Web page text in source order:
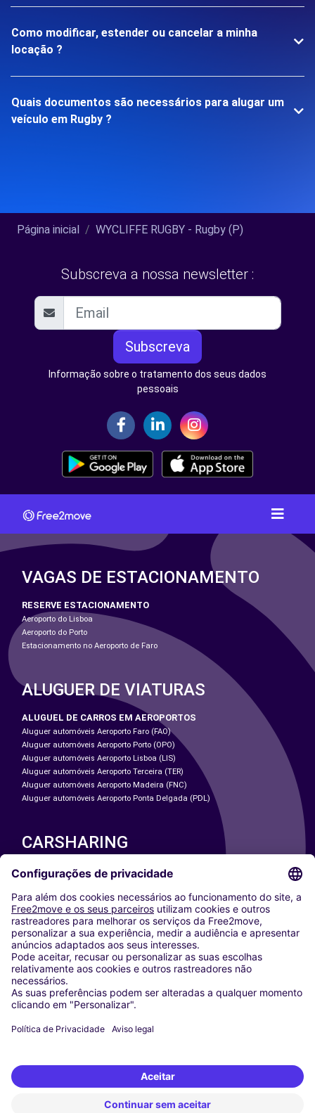
Como modificar, estender ou cancelar a minha
locação ?
Quais documentos são necessários para alugar um
veículo em Rugby ?
Página inicial WYCLIFFE RUGBY - Rugby (P)
Subscreva a nossa newsletter :
Subscreva
Informação sobre o tratamento dos seus dados
pessoais
VAGAS DE ESTACIONAMENTO
RESERVE ESTACIONAMENTO
Aeroporto do Lisboa
Aeroporto do Porto
Estacionamento no Aeroporto de Faro
ALUGUER DE VIATURAS
ALUGUEL DE CARROS EM AEROPORTOS
Aluguer automóveis Aeroporto Faro (FAO)
Aluguer automóveis Aeroporto Porto (OPO)
Aluguer automóveis Aeroporto Lisboa (LIS)
Aluguer automóveis Aeroporto Terceira (TER)
Aluguer automóveis Aeroporto Madeira (FNC)
Aluguer automóveis Aeroporto Ponta Delgada (PDL)
CARSHARING
NOSSAS CIDADES
Washington DC
Milan
Rome
Turin
Vienna
Berlin
Cologne
Dusseldorf
Frankfurt
Munich